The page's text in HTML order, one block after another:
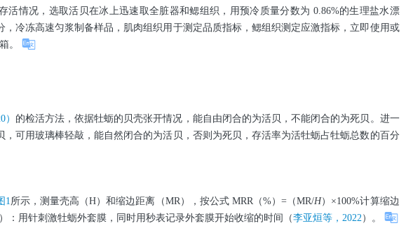
活情况，选取活贝在冰上迅速取全脏器和鳃组织，用预冷质量分数为 0.86%的生理盐水漂
，冷冻高速匀浆制备样品，肌肉组织用于测定品质指标，鳃组织测定应激指标，立即使用或
。
的检活方法，依据牡蛎的贝壳张开情况，能自由闭合的为活贝，不能闭合的为死贝。进一
，可用玻璃棒轻敲，能自然闭合的为活贝，否则为死贝，存活率为活牡蛎占牡蛎总数的百分
1所示，测量壳高（H）和缩边距离（MR），按公式 MRR（%）=（MR/H）×100%计算缩边
：用针刺激牡蛎外套膜，同时用秒表记录外套膜开始收缩的时间（李亚烜等，2022）。